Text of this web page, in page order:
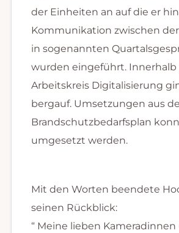
der Einheiten an auf die er
Kommunikation zwischen
in sogenannten
wurden eingeführt. Innerhalb
Arbeitskreis Digitalisierung
bergauf. Umsetzungen aus
Brandschutzbedarfsplan
umgesetzt werden.
Mit den Worten beendete
seinen Rückblick:
“ Meine lieben Kameradinnen